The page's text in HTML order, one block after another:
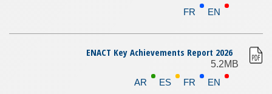
EN
FR
ENACT Key Achievements Report 2026
5.2MB
EN
FR
ES
AR